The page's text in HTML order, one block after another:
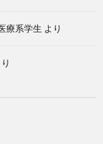
療系学生 より